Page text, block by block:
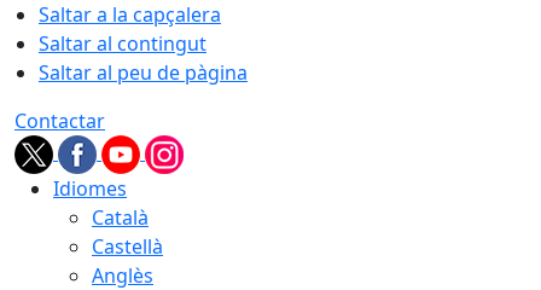
Saltar a la capçalera
Saltar al contingut
Saltar al peu de pàgina
Contactar
Idiomes
Català
Castellà
Anglès